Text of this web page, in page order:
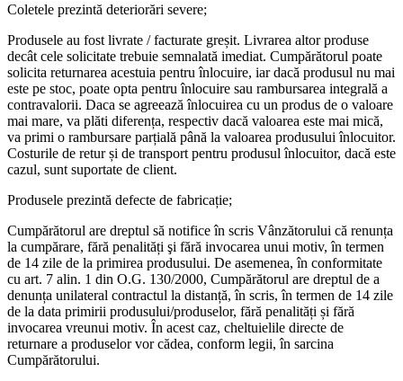
Coletele prezintă deteriorări severe;
Produsele au fost livrate / facturate greșit. Livrarea altor produse
decât cele solicitate trebuie semnalată imediat. Cumpărătorul poate
solicita returnarea acestuia pentru înlocuire, iar dacă produsul nu mai
este pe stoc, poate opta pentru înlocuire sau rambursarea integrală a
contravalorii. Daca se agreează înlocuirea cu un produs de o valoare
mai mare, va plăti diferența, respectiv dacă valoarea este mai mică,
va primi o rambursare parțială până la valoarea produsului înlocuitor.
Costurile de retur și de transport pentru produsul înlocuitor, dacă este
cazul, sunt suportate de client.
Produsele prezintă defecte de fabricație;
Cumpărătorul are dreptul să notifice în scris Vânzătorului că renunța
la cumpărare, fără penalități şi fără invocarea unui motiv, în termen
de 14 zile de la primirea produsului. De asemenea, în conformitate
cu art. 7 alin. 1 din O.G. 130/2000, Cumpărătorul are dreptul de a
denunța unilateral contractul la distanță, în scris, în termen de 14 zile
de la data primirii produsului/produselor, fără penalități și fără
invocarea vreunui motiv. În acest caz, cheltuielile directe de
returnare a produselor vor cădea, conform legii, în sarcina
Cumpărătorului.